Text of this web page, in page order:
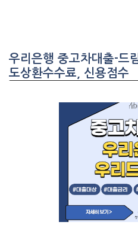
우리은행 중고차대출-드
도상환수수료, 신용점수